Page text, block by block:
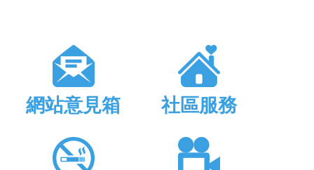
網站意見箱 社區服務